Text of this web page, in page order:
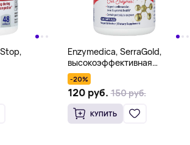
Enzymedica, SerraGold,
высокоэффективная
серрапептаза, 120 капсул
-20%
120 руб. 150 руб.
КУПИТЬ